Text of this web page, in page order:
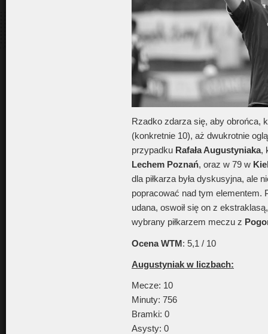
Rzadko zdarza się, aby obrońca,
(konkretnie 10), aż dwukrotnie
przypadku Rafała Augustyniaka,
Lechem Poznań, oraz w 79 w
dla piłkarza była dyskusyjna, ale
popracować nad tym elementem.
udana, oswoił się on z
wybrany piłkarzem meczu z
Ocena WTM: 5,1 / 10
Augustyniak w liczbach:
Mecze: 10
Minuty: 756
Bramki: 0
Asysty: 0